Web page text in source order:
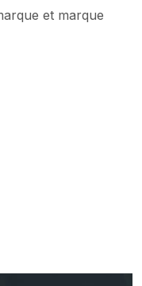
et marque